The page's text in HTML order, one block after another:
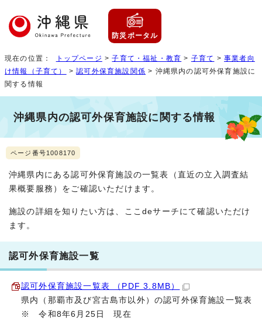
防災ポータル
現在の位置： トップページ >子育て・福祉・教育 > 子育て >事業者向
け情報（子育て）
>認可外保育施設関係 > 沖縄県内の認可外保育施設に
関する情報
沖縄県内の認可外保育施設に関する情報
ページ番号1008170
沖縄県内にある認可外保育施設の一覧表（直近の立入調査結
果概要服務）をご確認いただけます。
施設の詳細を知りたい方は、ここdeサーチにて確認いただけ
ます。
認可外保育施設一覧
認可外保育施設一覧表 （PDF 3.8MB）
県内（那覇市及び宮古島市以外）の認可外保育施設一覧表
※ 令和8年6月25日 現在